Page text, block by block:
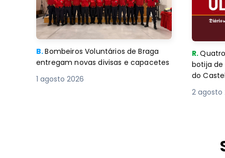
B.Bombeiros Voluntários de Braga
entregam novas divisas e capacetes
1 agosto 2026
R.
botija
do
2 agosto